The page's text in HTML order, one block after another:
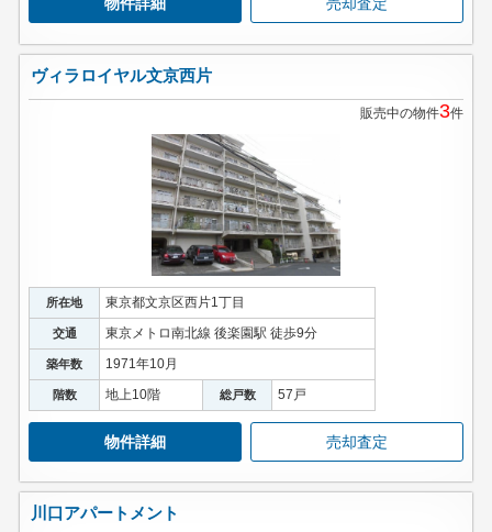
物件詳細 売却査定
ヴィラロイヤル文京西片
販売中の物件3件
所在地 東京都文京区西片1丁目
交通 東京メトロ南北線 後楽園駅 徒歩9分
築年数 1971年10月
階数 地上10階 総戸数 57戸
物件詳細 売却査定
川口アパートメント